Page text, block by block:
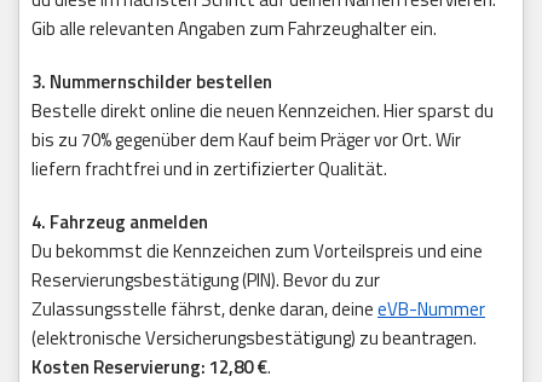
Gib alle relevanten Angaben zum Fahrzeughalter ein.
3. Nummernschilder bestellen
Bestelle direkt online die neuen Kennzeichen. Hier sparst du
bis zu 70% gegenüber dem Kauf beim Präger vor Ort. Wir
liefern frachtfrei und in zertifizierter Qualität.
4. Fahrzeug anmelden
Du bekommst die Kennzeichen zum Vorteilspreis und eine
Reservierungsbestätigung (PIN). Bevor du zur
Zulassungsstelle fährst, denke daran, deineeVB-Nummer
(elektronische Versicherungsbestätigung) zu beantragen.
Kosten Reservierung: 12,80 €.